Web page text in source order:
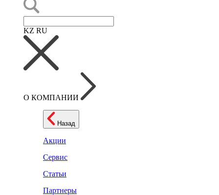
KZ RU
О КОМПАНИИ
Назад
Акции
Сервис
Статьи
Партнеры